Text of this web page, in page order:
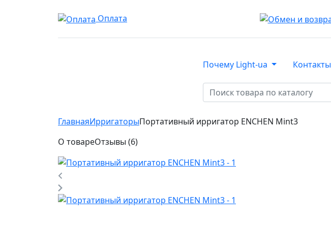
Оплата
Почему Light-ua Контакты
ГлавнаяИрригаторыПортативный ирригатор ENCHEN Mint3
О товареОтзывы (6)